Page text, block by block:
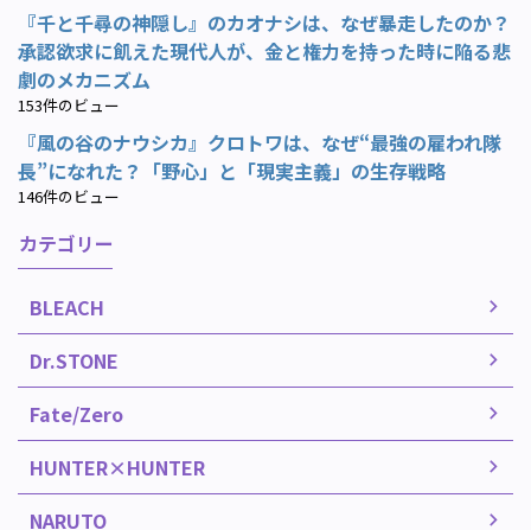
『千と千尋の神隠し』のカオナシは、なぜ暴走したのか？
承認欲求に飢えた現代人が、金と権力を持った時に陥る悲
劇のメカニズム
153件のビュー
『風の谷のナウシカ』クロトワは、なぜ“最強の雇われ隊
長”になれた？「野心」と「現実主義」の生存戦略
146件のビュー
カテゴリー
BLEACH
Dr.STONE
Fate/Zero
HUNTER×HUNTER
NARUTO